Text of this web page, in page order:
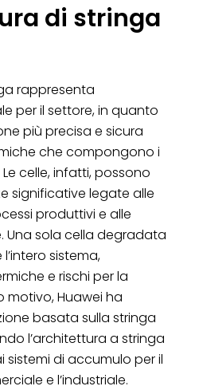
di stringa
rappresenta
per il settore, in quanto
più precisa e sicura
che compongono i
celle, infatti, possono
significative legate alle
produttivi e alle
Una sola cella degradata
sistema,
e rischi per la
motivo, Huawei ha
basata sulla stringa
l’architettura a stringa
sistemi di accumulo per il
e l’industriale.